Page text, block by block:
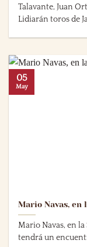
Talavante, Juan
Lidiarán toros de
Mario Navas, en
Mario Navas, en
tendrá un
05
May